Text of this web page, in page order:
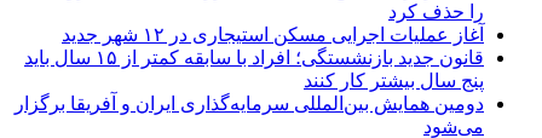
را حذف کرد
آغاز عملیات اجرایی مسکن استیجاری در ۱۲ شهر جدید
قانون جدید بازنشستگی؛ افراد با سابقه کمتر از ۱۵ سال باید
پنج سال بیشتر کار کنند
دومین همایش بین‌المللی سرمایه‌گذاری ایران و آفریقا برگزار
می‌شود